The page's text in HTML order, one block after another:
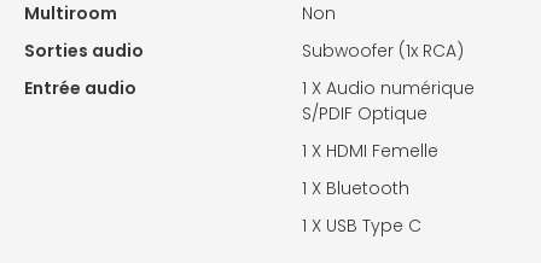
Multiroom
Non
Sorties audio
Subwoofer (1x RCA)
Entrée audio
1 X Audio numérique
S/PDIF Optique
1 X HDMI Femelle
1 X Bluetooth
1 X USB Type C